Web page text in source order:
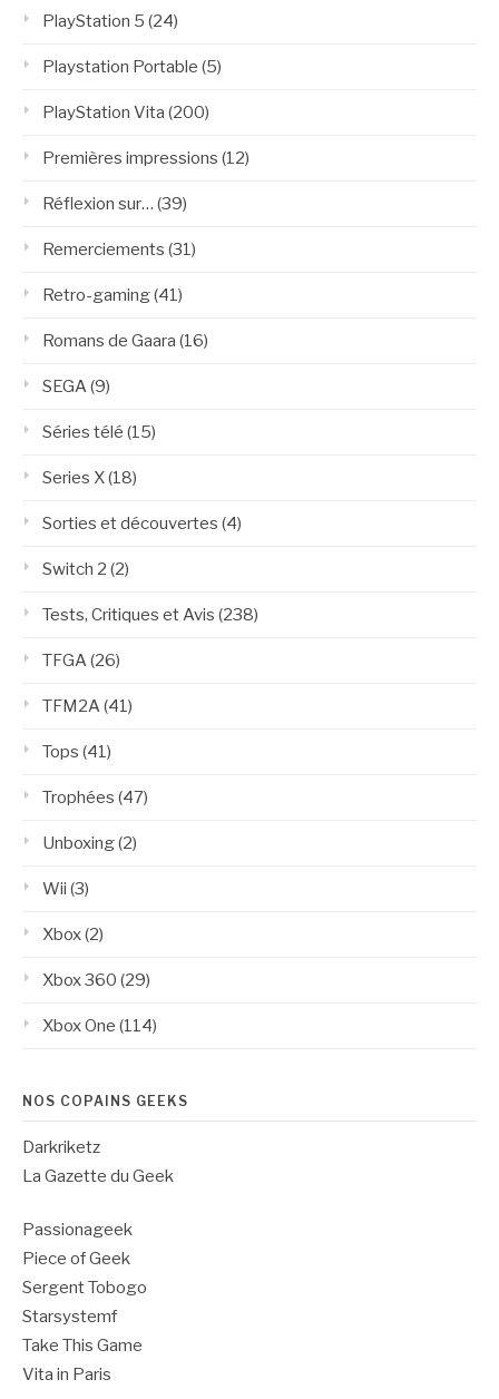
PlayStation 5 (24)
Playstation Portable (5)
PlayStation Vita (200)
Premières impressions (12)
Réflexion sur… (39)
Remerciements (31)
Retro-gaming(41)
Romans de Gaara (16)
SEGA(9)
Séries télé (15)
Series X(18)
Sorties et découvertes (4)
Switch 2 (2)
Tests, Critiques et Avis (238)
TFGA(26)
TFM2A(41)
Tops (41)
Trophées (47)
Unboxing(2)
Wii (3)
Xbox(2)
Xbox 360 (29)
Xbox One (114)
NOS COPAINS GEEKS
Darkriketz
La Gazette du Geek
Passionageek
Piece of Geek
Sergent Tobogo
Starsystemf
Take This Game
Vita in Paris